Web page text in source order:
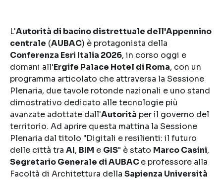
L'Autorità di bacino distrettuale dell'Appennino
centrale (AUBAC) è protagonista della
Conferenza Esri Italia 2026, in corso oggi e
domani all'Ergife Palace Hotel di Roma, con un
programma articolato che attraversa la Sessione
Plenaria, due tavole rotonde nazionali e uno stand
dimostrativo dedicato alle tecnologie più
avanzate adottate dall'Autorità per il governo del
territorio. Ad aprire questa mattina la Sessione
Plenaria dal titolo "Digitali e resilienti: il futuro
delle città tra AI, BIM e GIS" è stato Marco Casini,
Segretario Generale di AUBACe professore alla
Facoltà di Architettura della Sapienza Università